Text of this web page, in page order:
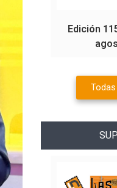
Edición